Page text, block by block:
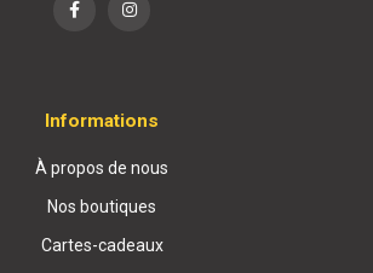
Informations
À propos de nous
Nos boutiques
Cartes-cadeaux